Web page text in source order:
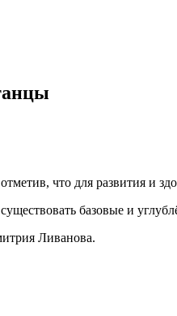
что для развития и
базовые и
Ливанова.